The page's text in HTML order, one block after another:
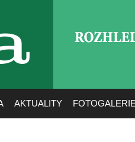
AKTUALITY